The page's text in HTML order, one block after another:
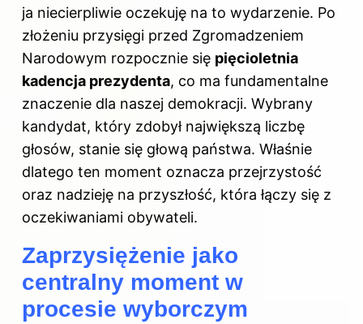
ja niecierpliwie oczekuję na to wydarzenie. Po
złożeniu przysięgi przed Zgromadzeniem
Narodowym rozpocznie się pięcioletnia
kadencja prezydenta, co ma fundamentalne
znaczenie dla naszej demokracji. Wybrany
kandydat, który zdobył największą liczbę
głosów, stanie się głową państwa. Właśnie
dlatego ten moment oznacza przejrzystość
oraz nadzieję na przyszłość, która łączy się z
oczekiwaniami obywateli.
Zaprzysiężenie jako
centralny moment w
procesie wyborczym